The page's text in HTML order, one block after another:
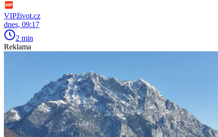
VIPživot.cz
dnes, 09:17
2 min
Reklama